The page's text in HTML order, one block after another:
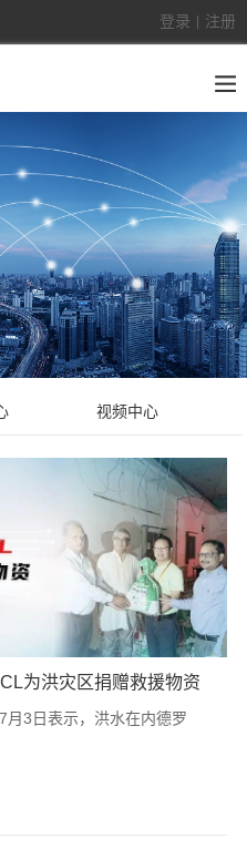
登录 注册
视频中心
为洪灾区捐赠救援物资
月3日表示，洪水在内德罗